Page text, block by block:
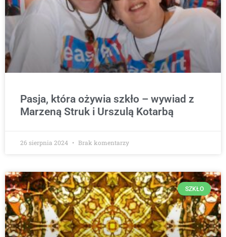
Pasja, która ożywia szkło – wywiad z
Marzeną Struk i Urszulą Kotarbą
26 sierpnia 2024 Brak komentarzy
SZKŁO